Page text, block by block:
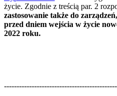
życie. Zgodnie z treścią par. 2
zastosowanie także do
przed dniem wejścia w życie
2022 roku.